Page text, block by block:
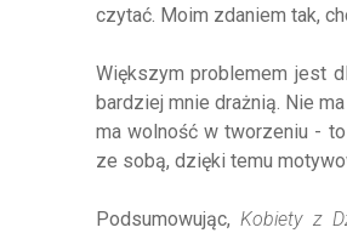
czytać. Moim zdaniem tak,
Większym problemem jest
bardziej mnie drażnią. Nie
ma wolność w tworzeniu -
ze sobą, dzięki temu
Podsumowując,Kobiety z